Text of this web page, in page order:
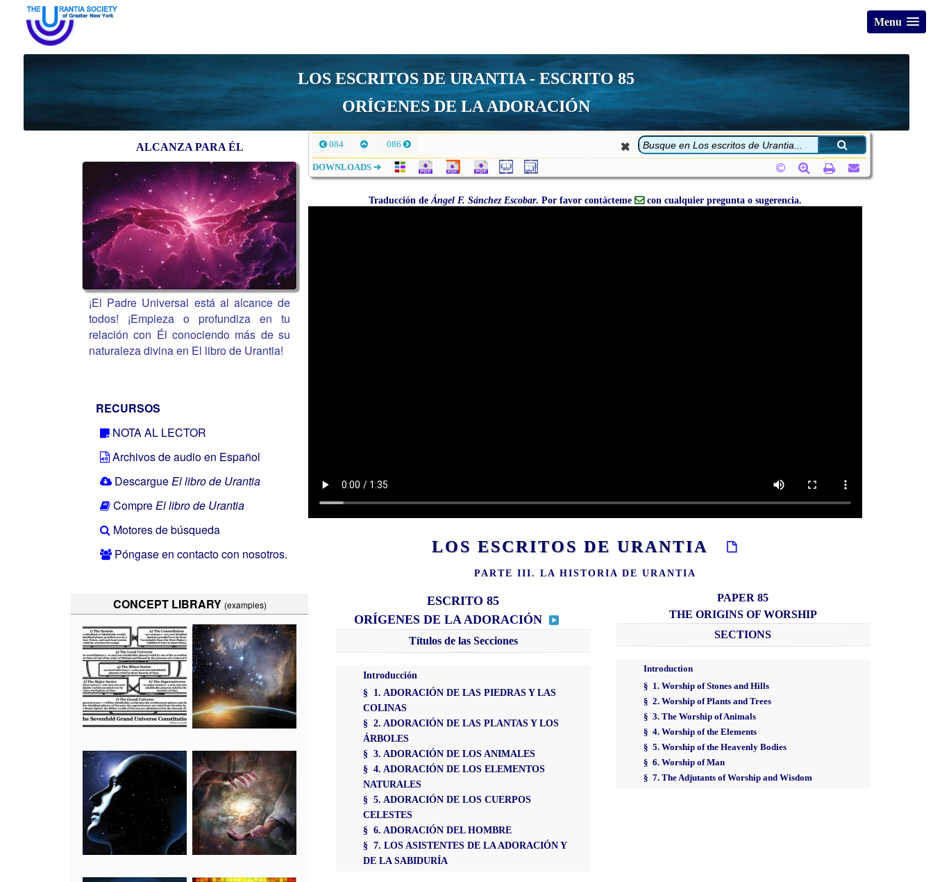
Menu
LOS ESCRITOS DE URANTIA - ESCRITO 85
ORÍGENES DE LA ADORACIÓN
084 086
DOWNLOADS ➔
Traducción de Ángel F. Sánchez Escobar. Por favor contácteme con cualquier pregunta o sugerencia.
LOS ESCRITOS DE URANTIA
PARTE III. LA HISTORIA DE URANTIA
ESCRITO 85
ORÍGENES DE LA ADORACIÓN
Títulos de las Secciones
Introducción
§ 1. ADORACIÓN DE LAS PIEDRAS Y LAS
COLINAS
§ 2. ADORACIÓN DE LAS PLANTAS Y LOS
ÁRBOLES
§ 3. ADORACIÓN DE LOS ANIMALES
§ 4. ADORACIÓN DE LOS ELEMENTOS
NATURALES
§ 5. ADORACIÓN DE LOS CUERPOS
CELESTES
§ 6. ADORACIÓN DEL HOMBRE
§ 7. LOS ASISTENTES DE LA ADORACIÓN Y
DE LA SABIDURÍA
PAPER 85
THE ORIGINS OF WORSHIP
SECTIONS
Introduction
§ 1. Worship of Stones and Hills
§ 2. Worship of Plants and Trees
§ 3. The Worship of Animals
§ 4. Worship of the Elements
§ 5. Worship of the Heavenly Bodies
§ 6. Worship of Man
§ 7. The Adjutants of Worship and Wisdom
ALCANZA PARA ÉL
¡El Padre Universal está al alcance de
todos! ¡Empieza o profundiza en tu
relación con Él conociendo más de su
naturaleza divina en El libro de Urantia!
RECURSOS
NOTA AL LECTOR
Archivos de audio en Español
DescargueEl libro de Urantia
CompreEl libro de Urantia
Motores de búsqueda
Póngase en contacto con nosotros.
CONCEPT LIBRARY (examples)